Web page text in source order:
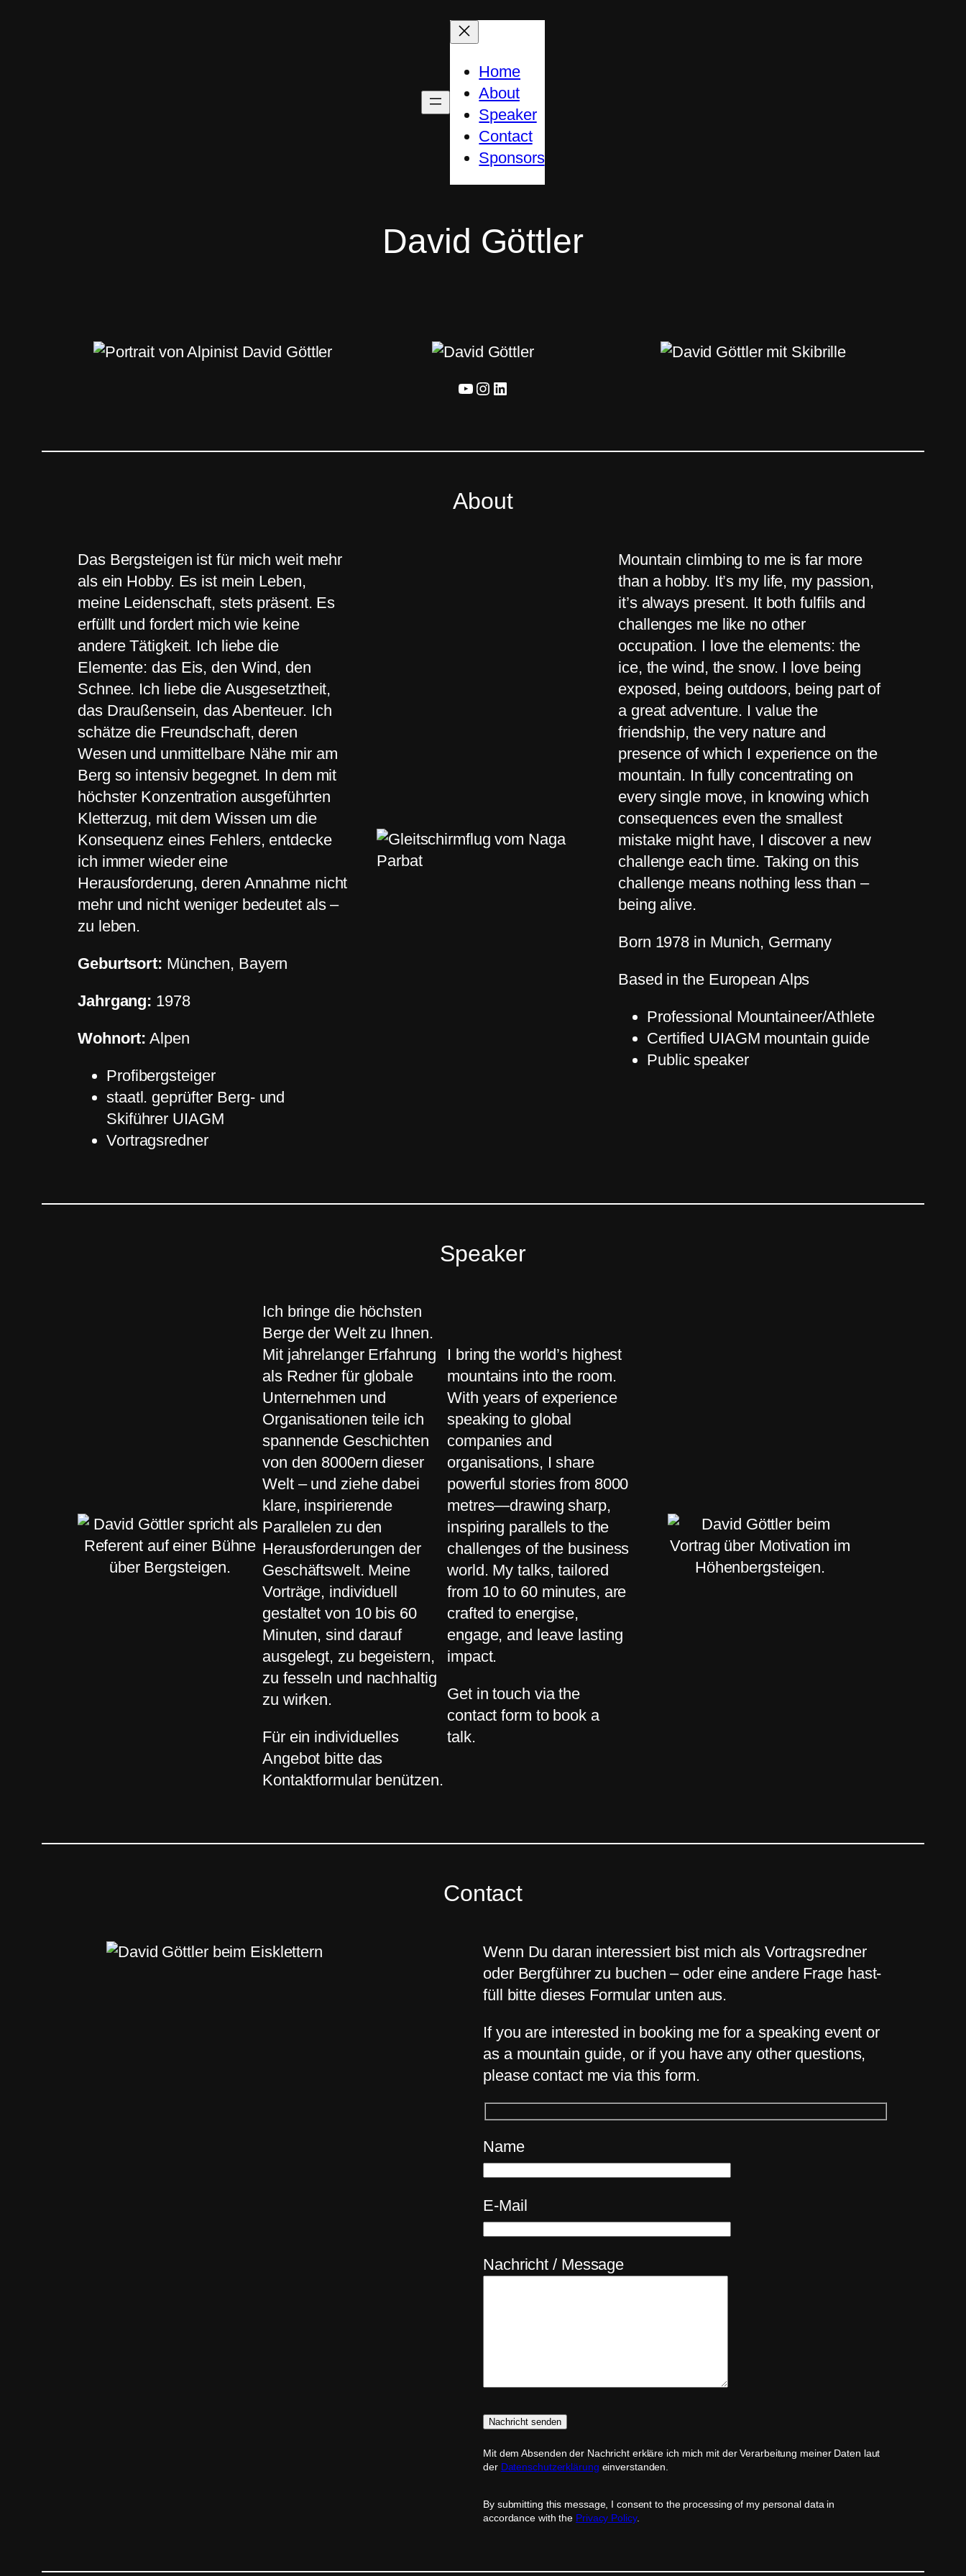
Home
About
Speaker
Contact
Sponsors
David Göttler
YouTube Instagram LinkedIn
About
Das Bergsteigen ist für mich weit mehr
als ein Hobby. Es ist mein Leben,
meine Leidenschaft, stets präsent. Es
erfüllt und fordert mich wie keine
andere Tätigkeit. Ich liebe die
Elemente: das Eis, den Wind, den
Schnee. Ich liebe die Ausgesetztheit,
das Draußensein, das Abenteuer. Ich
schätze die Freundschaft, deren
Wesen und unmittelbare Nähe mir am
Berg so intensiv begegnet. In dem mit
höchster Konzentration ausgeführten
Kletterzug, mit dem Wissen um die
Konsequenz eines Fehlers, entdecke
ich immer wieder eine
Herausforderung, deren Annahme nicht
mehr und nicht weniger bedeutet als –
zu leben.
Geburtsort: München, Bayern
Jahrgang: 1978
Wohnort: Alpen
Profibergsteiger
staatl. geprüfter Berg- und
Skiführer UIAGM
Vortragsredner
Mountain climbing to me is far more
than a hobby. It’s my life, my passion,
it’s always present. It both fulfils and
challenges me like no other
occupation. I love the elements: the
ice, the wind, the snow. I love being
exposed, being outdoors, being part of
a great adventure. I value the
friendship, the very nature and
presence of which I experience on the
mountain. In fully concentrating on
every single move, in knowing which
consequences even the smallest
mistake might have, I discover a new
challenge each time. Taking on this
challenge means nothing less than –
being alive.
Born 1978 in Munich, Germany
Based in the European Alps
Professional Mountaineer/Athlete
Certified UIAGM mountain guide
Public speaker
Speaker
Ich bringe die höchsten
Berge der Welt zu Ihnen.
Mit jahrelanger Erfahrung
als Redner für globale
Unternehmen und
Organisationen teile ich
spannende Geschichten
von den 8000ern dieser
Welt – und ziehe dabei
klare, inspirierende
Parallelen zu den
Herausforderungen der
Geschäftswelt. Meine
Vorträge, individuell
gestaltet von 10 bis 60
Minuten, sind darauf
ausgelegt, zu begeistern,
zu fesseln und nachhaltig
zu wirken.
Für ein individuelles
Angebot bitte das
Kontaktformular benützen.
I bring the world’s highest
mountains into the room.
With years of experience
speaking to global
companies and
organisations, I share
powerful stories from 8000
metres—drawing sharp,
inspiring parallels to the
challenges of the business
world. My talks, tailored
from 10 to 60 minutes, are
crafted to energise,
engage, and leave lasting
impact.
Get in touch via the
contact form to book a
talk.
Contact
Wenn Du daran interessiert bist mich als Vortragsredner
oder Bergführer zu buchen – oder eine andere Frage hast-
füll bitte dieses Formular unten aus.
If you are interested in booking me for a speaking event or
as a mountain guide, or if you have any other questions,
please contact me via this form.
Name
E-Mail
Nachricht / Message
Mit dem Absenden der Nachricht erkläre ich mich mit der Verarbeitung meiner Daten laut
der Datenschutzerklärung einverstanden.
By submitting this message, I consent to the processing of my personal data in
accordance with the Privacy Policy.